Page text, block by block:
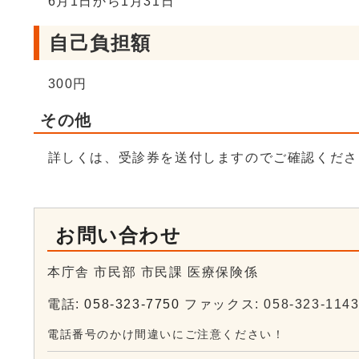
自己負担額
300円
その他
詳しくは、受診券を送付しますのでご確認くだ
お問い合わせ
本庁舎 市民部 市民課 医療保険係
電話:058-323-7750 ファックス: 058-323-1143
電話番号のかけ間違いにご注意ください！